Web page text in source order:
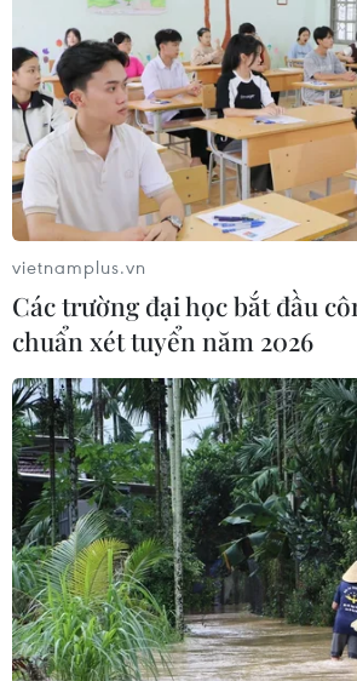
TIN CÙNG CHUYÊN MỤC
Xung đột tại Trung Đông: Iran nêu
điều kiện nối lại đàm phán với Mỹ
09/08/2026 15:11
vietnamplus.vn
Các trường đại học bắt đầu
chuẩn xét tuyển năm 2026